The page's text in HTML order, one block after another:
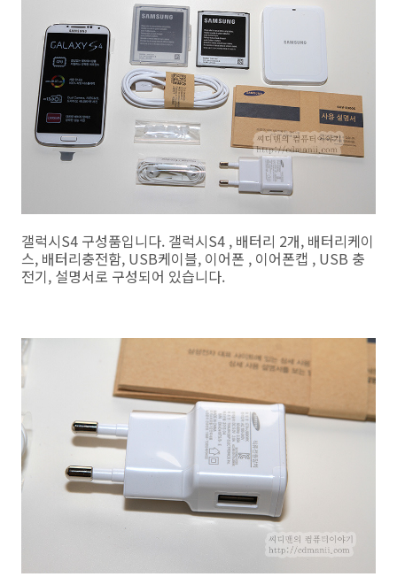
갤럭시S4 구성품입니다. 갤럭시S4 , 배터리 2개, 배터리케이
스, 배터리충전함, USB케이블, 이어폰 , 이어폰캡 , USB 충
전기, 설명서로 구성되어 있습니다.